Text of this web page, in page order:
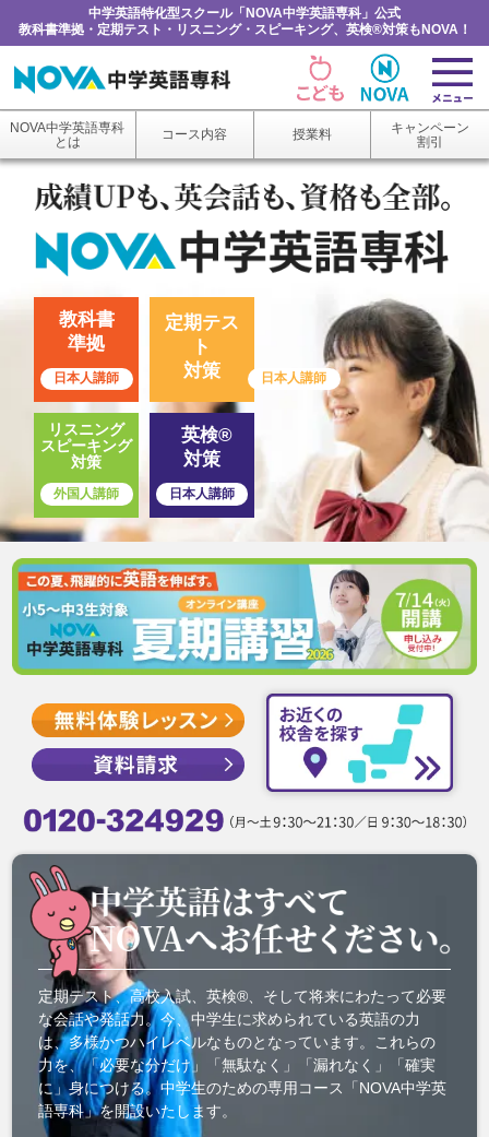
中学英語特化型スクール「NOVA中学英語専科」公式
教科書準拠・定期テスト・リスニング・スピーキング、英検®対策もNOVA！
NOVA中学英語専科
とは
コース内容 授業料
キャンペーン
割引
教科書
準拠
日本人講師
定期テス
ト
対策
日本人講師
リスニング
スピーキング
対策
外国人講師
英検®
対策
日本人講師
定期テスト、高校入試、英検®、そして将来にわたって必要
な会話や発話力。今、中学生に求められている英語の力
は、多様かつハイレベルなものとなっています。これらの
力を、「必要な分だけ」「無駄なく」「漏れなく」「確実
に」身につける。中学生のための専用コース「NOVA中学英
語専科」を開設いたします。